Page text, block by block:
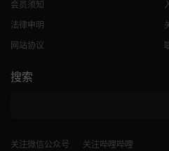
会员须知
法律申明
网站协议
搜索
关注微信公众号 关注哔哩哔哩